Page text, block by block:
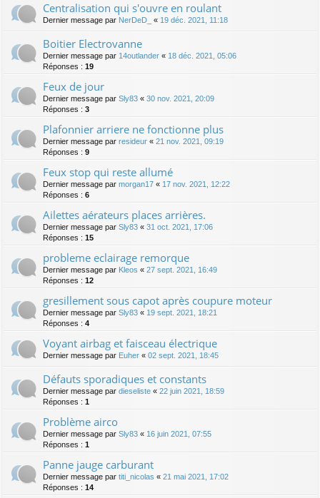
Centralisation qui s'ouvre en roulant
Dernier message par NerDeD_ « 19 déc. 2021, 11:18
Boitier Electrovanne
Dernier message par 14outlander « 18 déc. 2021, 05:06
Réponses : 19
Feux de jour
Dernier message par Sly83 « 30 nov. 2021, 20:09
Réponses : 3
Plafonnier arriere ne fonctionne plus
Dernier message par resideur « 21 nov. 2021, 09:19
Réponses : 9
Feux stop qui reste allumé
Dernier message par morgan17 « 17 nov. 2021, 12:22
Réponses : 6
Ailettes aérateurs places arrières.
Dernier message par Sly83 « 31 oct. 2021, 17:06
Réponses : 15
probleme eclairage remorque
Dernier message par Kleos « 27 sept. 2021, 16:49
Réponses : 12
gresillement sous capot après coupure moteur
Dernier message par Sly83 « 19 sept. 2021, 18:21
Réponses : 4
Voyant airbag et faisceau électrique
Dernier message par Euher « 02 sept. 2021, 18:45
Défauts sporadiques et constants
Dernier message par dieseliste « 22 juin 2021, 18:59
Réponses : 1
Problème airco
Dernier message par Sly83 « 16 juin 2021, 07:55
Réponses : 1
Panne jauge carburant
Dernier message par titi_nicolas « 21 mai 2021, 17:02
Réponses : 14